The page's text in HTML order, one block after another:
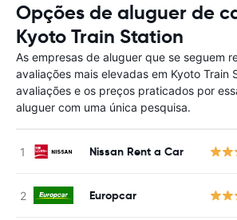
Opções de aluguer de
Kyoto Train Station
As empresas de aluguer que se seguem
avaliações mais elevadas em Kyoto Train
avaliações e os preços praticados por
aluguer com uma única pesquisa.
Nissan Rent a Car
Europcar